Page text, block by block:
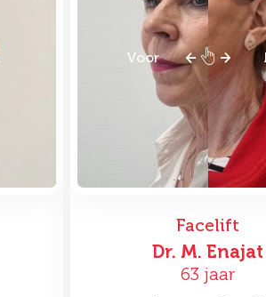
Voor
Facelift
Dr. M. Enajat
63 jaar